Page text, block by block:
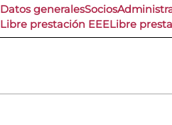
Datos generalesSocios
Libre prestación EEELibre